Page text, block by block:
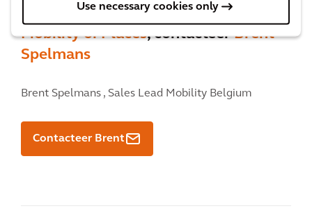
Use necessary cookies only
Voor vragen over onzeBusiness Area
Mobility of Places, contacteerBrent
Spelmans
Brent Spelmans , Sales Lead Mobility Belgium
Contacteer Brent